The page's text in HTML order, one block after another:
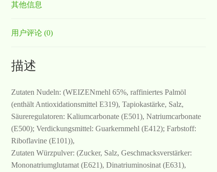
其他信息
用户评论 (0)
描述
Zutaten Nudeln: (WEIZENmehl 65%, raffiniertes Palmöl
(enthält Antioxidationsmittel E319), Tapiokastärke, Salz,
Säureregulatoren: Kaliumcarbonate (E501), Natriumcarbonate
(E500); Verdickungsmittel: Guarkernmehl (E412); Farbstoff:
Riboflavine (E101)),
Zutaten Würzpulver: (Zucker, Salz, Geschmacksverstärker:
Mononatriumglutamat (E621), Dinatriuminosinat (E631),